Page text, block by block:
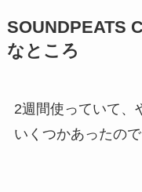
SOUNDPEATS
なところ
2週間使っていて、
いくつかあったの